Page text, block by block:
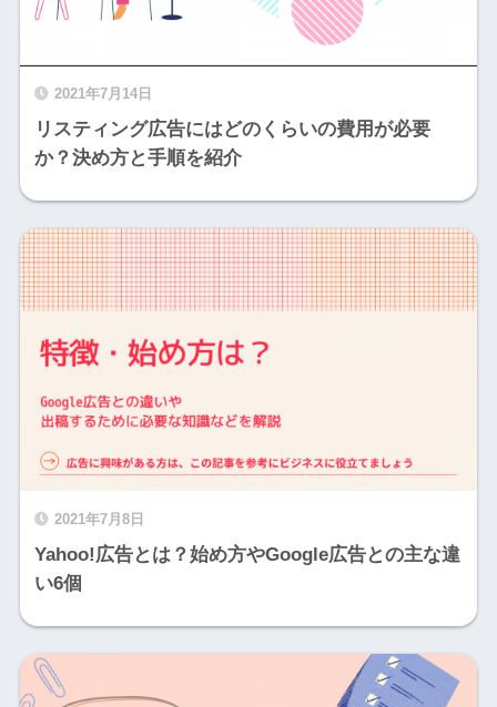
2021年7月14日
リスティング広告にはどのくらいの費用が必要
か？決め方と手順を紹介
2021年7月8日
Yahoo!広告とは？始め方やGoogle広告との主な違
い6個